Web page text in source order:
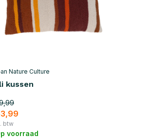
Nature Culture
kussen
btw
voorraad